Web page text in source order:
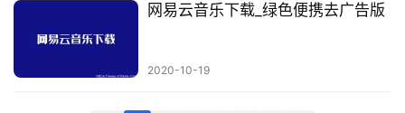
网易云音乐下载_绿色便携去广告版
2020-10-19